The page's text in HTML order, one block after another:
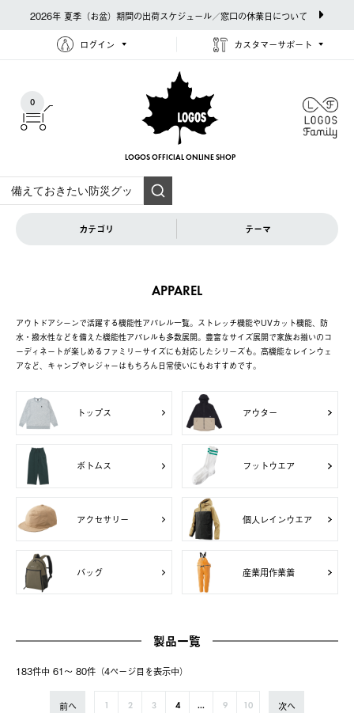
2026年 夏季（お盆）期間の出荷スケジュール／窓口の休業日について
ログイン カスタマーサポート
0
LOGOS OFFICIAL ONLINE SHOP
カテゴリ テーマ
APPAREL
アウトドアシーンで活躍する機能性アパレル一覧。ストレッチ機能やUVカット機能、防
水・撥水性などを備えた機能性アパレルも多数展開。豊富なサイズ展開で家族お揃いのコ
ーディネートが楽しめるファミリーサイズにも対応したシリーズも。高機能なレインウェ
アなど、キャンプやレジャーはもちろん日常使いにもおすすめです。
トップス アウター
ボトムス フットウエア
アクセサリー 個人レインウエア
バッグ 産業用作業着
製品一覧
183件中 61〜 80件（4ページ⽬を表⽰中）
前へ 2 3 4 ... 9 10 次へ